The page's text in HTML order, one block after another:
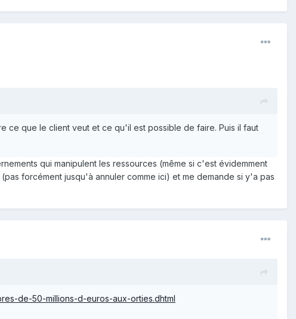
ce que le client veut et ce qu'il est possible de faire. Puis il faut
qui manipulent les ressources (même si c'est évidemment
forcément jusqu'à annuler comme ici) et me demande si y'a pas
de-50-millions-d-euros-aux-orties.dhtml